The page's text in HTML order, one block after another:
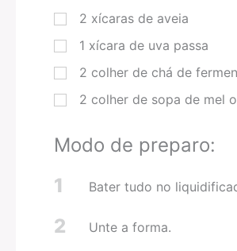
2 xícaras de aveia
1 xícara de uva passa
2 colher de chá de
2 colher de sopa de mel
Modo de preparo:
1
Bater tudo no
2 Unte a forma.